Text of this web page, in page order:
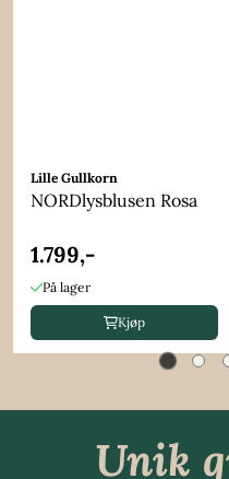
Lille Gullkorn
NORDlysblusen Rosa
1.799,-
På lager
Kjøp
Unik